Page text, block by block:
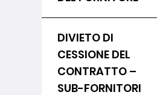
DIVIETO DI
CESSIONE DEL
CONTRATTO –
SUB-FORNITORI